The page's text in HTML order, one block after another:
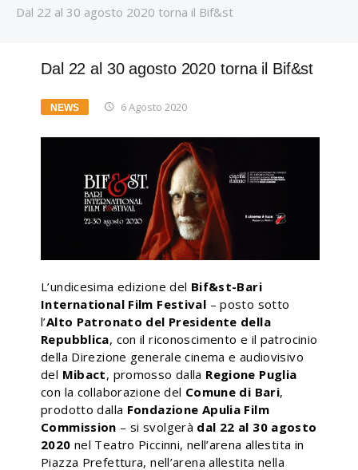
Dal 22 al 30 agosto 2020 torna il Bif&st
Dal 22 al 30 agosto 2020 torna il Bif&st
NEWS 6 Agosto 2020
L’undicesima edizione del Bif&st-Bari
International Film Festival – posto sotto
l’Alto Patronato del Presidente della
Repubblica, con il riconoscimento e il patrocinio
della Direzione generale cinema e audiovisivo
del Mibact, promosso dalla Regione Puglia
con la collaborazione del Comune di Bari,
prodotto dalla Fondazione Apulia Film
Commission – si svolgerà dal 22 al 30 agosto
2020 nel Teatro Piccinni, nell’arena allestita in
Piazza Prefettura, nell’arena allestita nella